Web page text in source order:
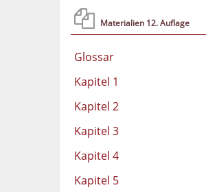
Materialien 12. Auflage
Glossar
Kapitel 1
Kapitel 2
Kapitel 3
Kapitel 4
Kapitel 5